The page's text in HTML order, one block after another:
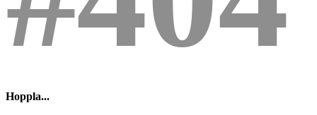
Hoppla...